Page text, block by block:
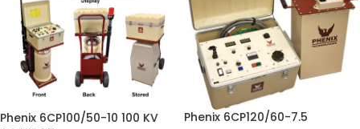
Phenix 6CP100/50-10 100 KV
Phenix 6CP120/60-7.5